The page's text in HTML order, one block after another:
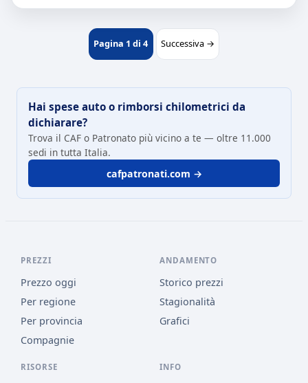
Pagina 1 di 4 Successiva →
Hai spese auto o rimborsi chilometrici da
dichiarare?
Trova il CAF o Patronato più vicino a te — oltre 11.000
sedi in tutta Italia.
cafpatronati.com →
PREZZI
Prezzo oggi
Per regione
Per provincia
Compagnie
ANDAMENTO
Storico prezzi
Stagionalità
Grafici
RISORSE INFO